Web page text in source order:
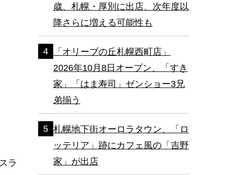
ラ
歳、札幌・厚別に出店、次年度以
降さらに増える可能性も
「オリーブの丘札幌西町店」
2026年10月8日オープン、「すき
家」「はま寿司」ゼンショー3兄
弟揃う
札幌地下街オーロラタウン、「ロ
ッテリア」跡にカフェ風の「吉野
家」が出店